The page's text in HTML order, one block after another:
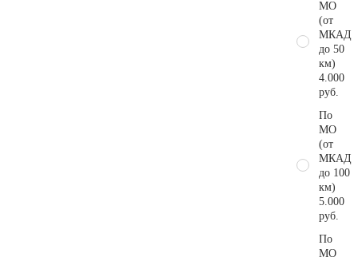
МО
(от
МКАД
до 50
км)
4.000
руб.
По
МО
(от
МКАД
до 100
км)
5.000
руб.
По
МО